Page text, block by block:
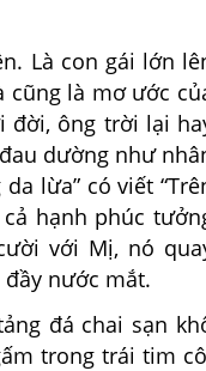
Là con gái lớn
cũng là mơ ước
đời, ông trời lại
dường như
lừa” có viết
hạnh phúc
với Mị, nó
nước mắt.
đá chai sạn
trong trái tim